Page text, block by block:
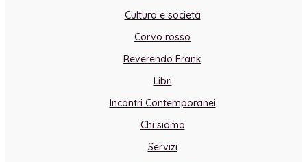
Cultura e società
Corvo rosso
Reverendo Frank
Libri
Incontri Contemporanei
Chi siamo
Servizi